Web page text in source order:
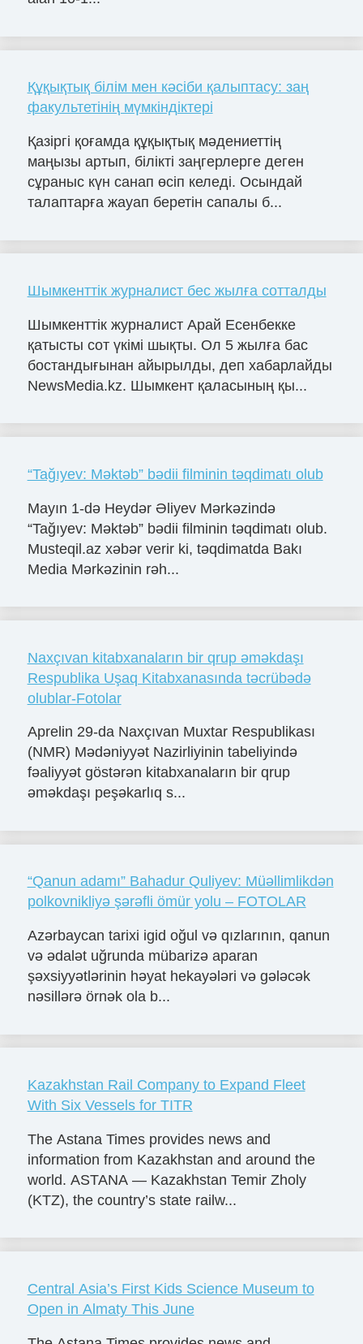
Құқықтық білім мен кәсіби қалыптасу: заң
факультетінің мүмкіндіктері
Қазіргі қоғамда құқықтық мәдениеттің
маңызы артып, білікті заңгерлерге деген
сұраныс күн санап өсіп келеді. Осындай
талаптарға жауап беретін сапалы б...
Шымкенттік журналист бес жылға сотталды
Шымкенттік журналист Арай Есенбекке
қатысты сот үкімі шықты. Ол 5 жылға бас
бостандығынан айырылды, деп хабарлайды
NewsMedia.kz. Шымкент қаласының қы...
“Tağıyev: Məktəb” bədii filminin təqdimatı olub
Mayın 1-də Heydər Əliyev Mərkəzində
“Tağıyev: Məktəb” bədii filminin təqdimatı olub.
Musteqil.az xəbər verir ki, təqdimatda Bakı
Media Mərkəzinin rəh...
Naxçıvan kitabxanaların bir qrup əməkdaşı
Respublika Uşaq Kitabxanasında təcrübədə
olublar-Fotolar
Aprelin 29-da Naxçıvan Muxtar Respublikası
(NMR) Mədəniyyət Nazirliyinin tabeliyində
fəaliyyət göstərən kitabxanaların bir qrup
əməkdaşı peşəkarlıq s...
“Qanun adamı” Bahadur Quliyev: Müəllimlikdən
polkovnikliyə şərəfli ömür yolu – FOTOLAR
Azərbaycan tarixi igid oğul və qızlarının, qanun
və ədalət uğrunda mübarizə aparan
şəxsiyyətlərinin həyat hekayələri və gələcək
nəsillərə örnək ola b...
Kazakhstan Rail Company to Expand Fleet
With Six Vessels for TITR
The Astana Times provides news and
information from Kazakhstan and around the
world. ASTANA — Kazakhstan Temir Zholy
(KTZ), the country’s state railw...
Central Asia’s First Kids Science Museum to
Open in Almaty This June